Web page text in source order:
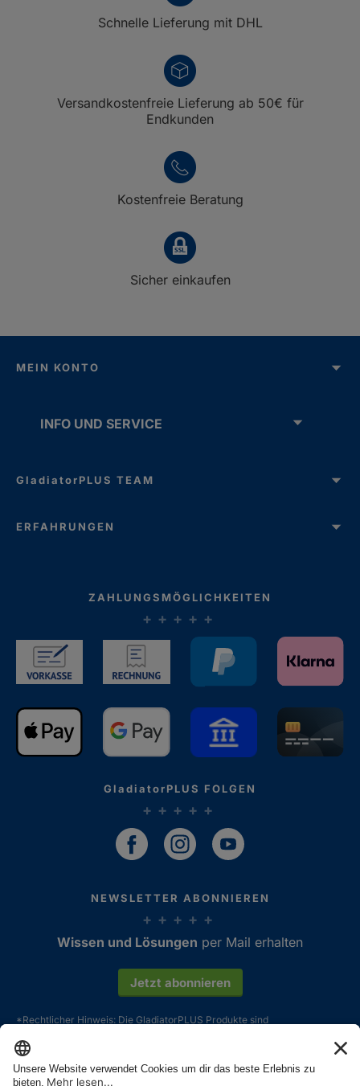
Schnelle Lieferung mit DHL
Versandkostenfreie Lieferung ab 50€ für
Endkunden
Kostenfreie Beratung
Sicher einkaufen
MEIN KONTO
INFO UND SERVICE
GladiatorPLUS TEAM
ERFAHRUNGEN
ZAHLUNGSMÖGLICHKEITEN
GladiatorPLUS FOLGEN
NEWSLETTER ABONNIEREN
Wissen und Lösungen per Mail erhalten
Jetzt abonnieren
*Rechtlicher Hinweis: Die GladiatorPLUS Produkte sind
immer das Gesamtergebnis aus artgerechter Haltung, bedarfsgerechter
seinem Tier. GladiatorPLUS Produkte können hier, durch ihre
ProvenExpert.com
SEHR GUT